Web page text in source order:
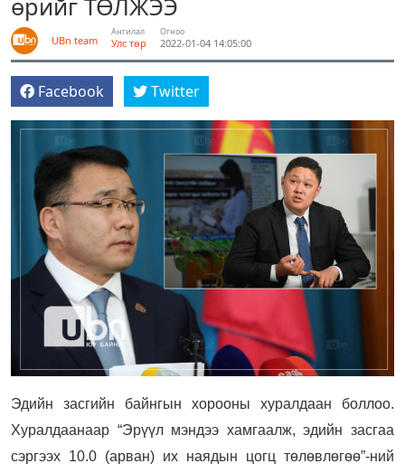
өрийг ТӨЛЖЭЭ
UBn team
Ангилал
Улс төр
Огноо
2022-01-04 14:05:00
Facebook Twitter
Эдийн засгийн байнгын хорооны хуралдаан боллоо.
Хуралдаанаар “Эрүүл мэндээ хамгаалж, эдийн засгаа
сэргээх 10.0 (арван) их наядын цогц төлөвлөгөө”-ний